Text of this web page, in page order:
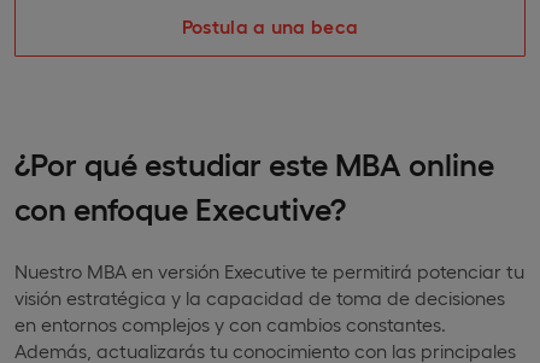
Postula a una beca
¿Por qué estudiar este MBA online
con enfoque Executive?
Nuestro MBA en versión Executive te permitirá potenciar tu
visión estratégica y la capacidad de toma de decisiones
en entornos complejos y con cambios constantes.
Además, actualizarás tu conocimiento con las principales